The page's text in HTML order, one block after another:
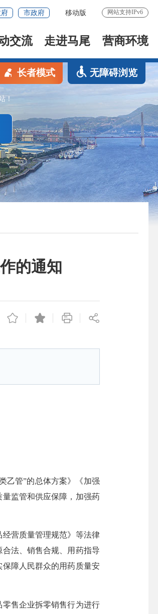
市政府 移动版 网站支持IPv6
交流 走进马尾 营商环境
！
长者模式 无障碍浏览
的通知
乙管”的总体方案》《加强
监管和供应保障，加强药
营质量管理规范》等法律
法、销售合规、用药指导
障人民群众的用药质量安
售企业拆零销售行为进行